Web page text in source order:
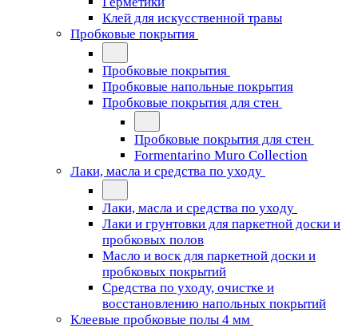
Клей для искусственной травы
Пробковые покрытия
Пробковые покрытия
Пробковые напольные покрытия
Пробковые покрытия для стен
Пробковые покрытия для стен
Formentarino Muro Collection
Лаки, масла и средства по уходу
Лаки, масла и средства по уходу
Лаки и грунтовки для паркетной доски и
пробковых полов
Масло и воск для паркетной доски и
пробковых покрытий
Средства по уходу, очистке и
восстановлению напольных покрытий
Клеевые пробковые полы 4 мм